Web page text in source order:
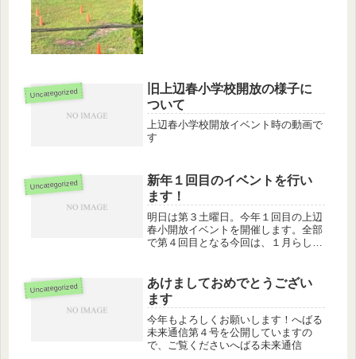
Uncategorized
旧上辺春小学校開放の様子に
ついて
上辺春小学校開放イベント時の動画で
す
Uncategorized
新年１回目のイベントを行い
ます！
明日は第３土曜日。今年１回目の上辺
春小開放イベントを開催します。全部
で第４回目となる今回は、１月らし
たりできれば良いなと思ってます。ま
た、今回はスマホの使い方とグリーン
コー...
Uncategorized
あけましておめでとうござい
ます
今年もよろしくお願いします！へばる
未来通信第４号を公開していますの
で、ご覧くださいへばる未来通信